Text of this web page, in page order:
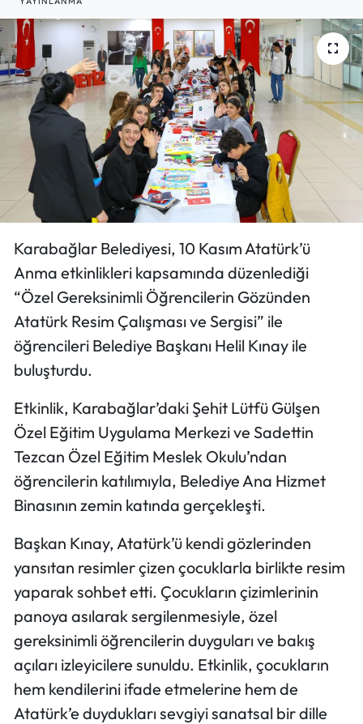
Karabağlar Belediyesi, 10 Kasım Atatürk’ü
Anma etkinlikleri kapsamında düzenlediği
“Özel Gereksinimli Öğrencilerin Gözünden
Atatürk Resim Çalışması ve Sergisi” ile
öğrencileri Belediye Başkanı Helil Kınay ile
buluşturdu.
Etkinlik, Karabağlar’daki Şehit Lütfü Gülşen
Özel Eğitim Uygulama Merkezi ve Sadettin
Tezcan Özel Eğitim Meslek Okulu’ndan
öğrencilerin katılımıyla, Belediye Ana Hizmet
Binasının zemin katında gerçekleşti.
Başkan Kınay, Atatürk’ü kendi gözlerinden
yansıtan resimler çizen çocuklarla birlikte resim
yaparak sohbet etti. Çocukların çizimlerinin
panoya asılarak sergilenmesiyle, özel
gereksinimli öğrencilerin duyguları ve bakış
açıları izleyicilere sunuldu. Etkinlik, çocukların
hem kendilerini ifade etmelerine hem de
Atatürk’e duydukları sevgiyi sanatsal bir dille